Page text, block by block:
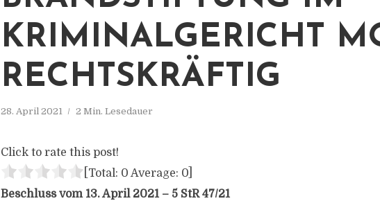
KRIMINALGERICHT
RECHTSKRÄFTIG
28. April 2021 2 Min. Lesedauer
Click to rate this post!
[Total: 0 Average: 0
Beschluss vom 13. April 2021 – 5 StR 47/21